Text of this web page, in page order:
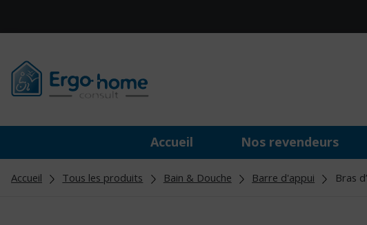
Accueil Nos revendeurs
Accueil Tous les produits Bain & Douche Barre d'appui Bras